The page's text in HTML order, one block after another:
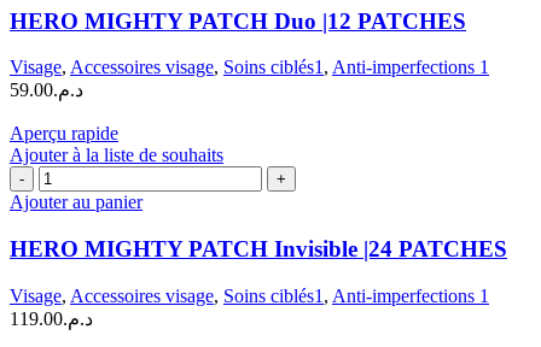
MIGHTY
PATCH
|12
PATCHES
HERO MIGHTY PATCH Duo |12 PATCHES
Visage, Accessoires visage, Soins ciblés1, Anti-imperfections 1
د.م.59.00
Aperçu rapide
Ajouter à la liste de souhaits
quantité
de
MIGHTY
PATCH
Invisible
|24
PATCHES
Ajouter au panier
HERO MIGHTY PATCH Invisible |24 PATCHES
Visage, Accessoires visage, Soins ciblés1 , Anti-imperfections 1
د.م.119.00